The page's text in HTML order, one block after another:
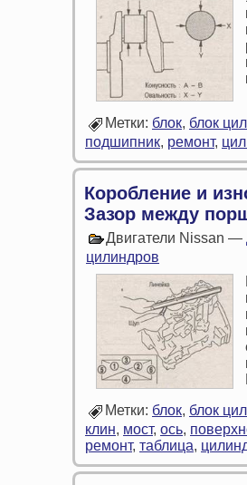
Метки: блок, блок
подшипник, ремонт,
Коробление и
Зазор между
Двигатели Nissan —
цилиндров
Метки: блок, блок
клин, мост, ось,
ремонт, таблица,